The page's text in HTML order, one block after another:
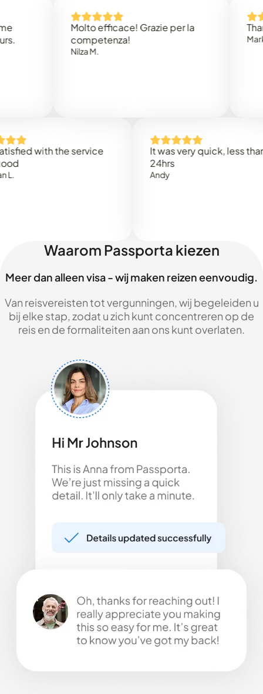
Molto efficace! Grazie per la
competenza!
Thank
Mark N.
with the service
It was very quick, less than
Waarom Passporta kiezen
Meer dan alleen visa - wij maken reizen eenvoudig.
Van reisvereisten tot vergunningen, wij begeleiden u
bij elke stap, zodat u zich kunt concentreren op de
reis en de formaliteiten aan ons kunt overlaten.